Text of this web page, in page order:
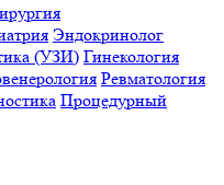
Эндокринолог
(УЗИ) Гинекология
Ревматология
Процедурный